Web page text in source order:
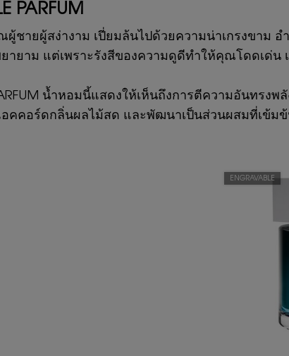
PARFUM
ชายผู้สง่างาม เปี่ยมล้นไปด้วยความน่าเกรงขาม
ายาม แต่เพราะรังสีของความดูดีทำให้คุณโดดเด่น
น้ำหอมนี้แสดงให้เห็นถึงการตีความอันทร
คคอร์ดกลิ่นผลไม้สด และพัฒนาเป็นส่วนผสมที่เข้ม
ENGRAVABLE